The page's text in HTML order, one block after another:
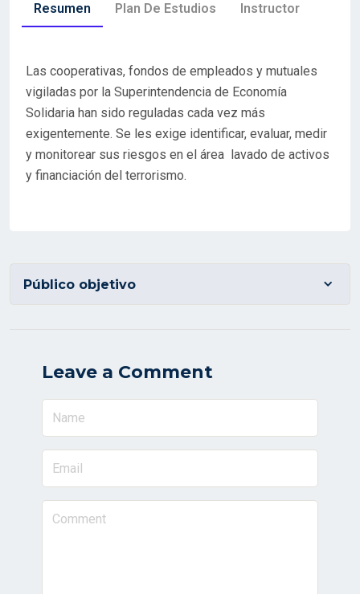
Resumen Plan De Estudios Instructor
Las cooperativas, fondos de empleados y mutuales
vigiladas por la Superintendencia de Economía
Solidaria han sido reguladas cada vez más
exigentemente. Se les exige identificar, evaluar, medir
y monitorear sus riesgos en el área lavado de activos
y financiación del terrorismo.
Público objetivo
Leave a Comment